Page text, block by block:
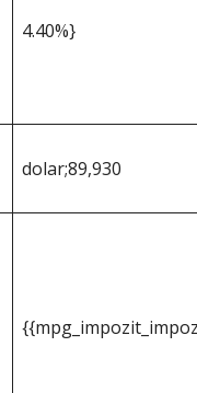
4.40%}
dolar;89,930